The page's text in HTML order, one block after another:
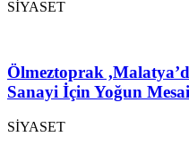
SİYASET
Ölmeztoprak
Sanayi İçin Yoğun Mesai
SİYASET